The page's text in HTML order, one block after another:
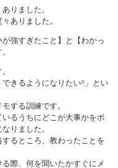
りました。
ありました。
強すぎたこと】と【わかっ
きるようになりたい‼」とい
する訓練です。
るうちにどこが大事かをポ
りました。
るところ、教わったことを
際、何を聞いたかすぐにメ